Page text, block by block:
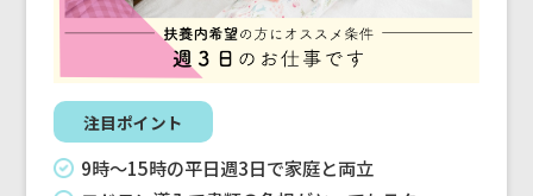
注目ポイント
9時〜15時の平日週3日で家庭と両立